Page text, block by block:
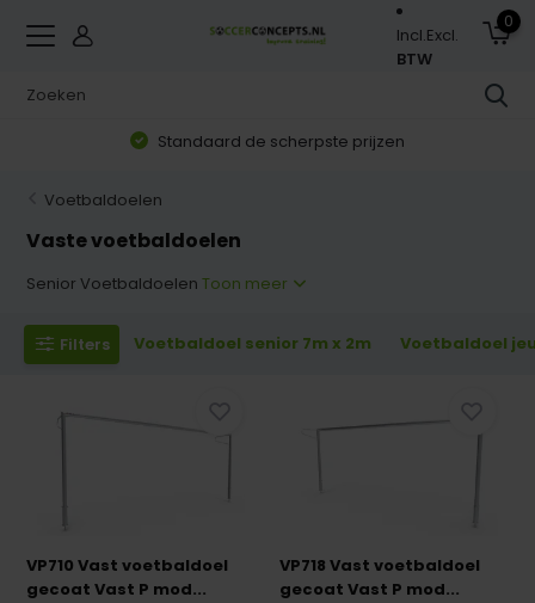
Incl.Excl.
BTW
0
Zorgvuldig geselecteerd assortiment
Voetbaldoelen
Vaste voetbaldoelen
Senior VoetbaldoelenToon meer
Filters Voetbaldoel senior 7m x 2m Voetbaldoel
VP710 Vast voetbaldoel
gecoat Vast P mod...
VP718 Vast voetbaldoel
gecoat Vast P mod...